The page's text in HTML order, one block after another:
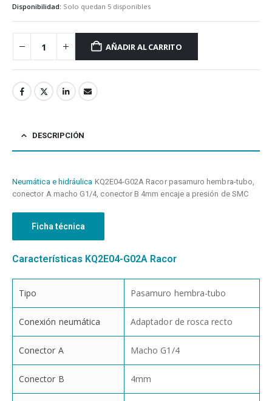
Disponibilidad: Solo quedan 5 disponibles
AÑADIR AL CARRITO
DESCRIPCIÓN
Neumática e hidráulica KQ2E04-G02A Racor pasamuro hembra-tubo,
conector A macho G1/4, conector B 4mm encaje a presión de SMC
Ficha técnica
Características KQ2E04-G02A Racor
Tipo Pasamuro hembra-tubo
Conexión neumática Adaptador de rosca recto
Conector A Macho G1/4
Conector B 4mm